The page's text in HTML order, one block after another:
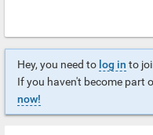
Hey, you need to log in to
If you haven't become part
now!